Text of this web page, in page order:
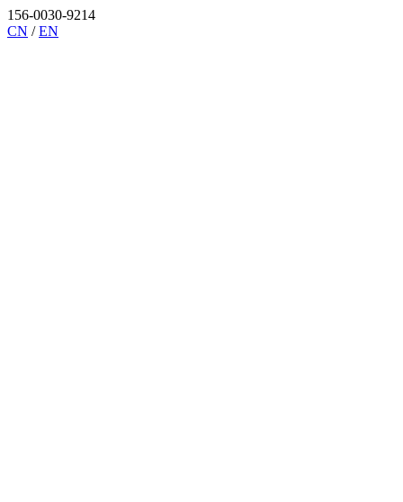
156-0030-9214
CN /EN